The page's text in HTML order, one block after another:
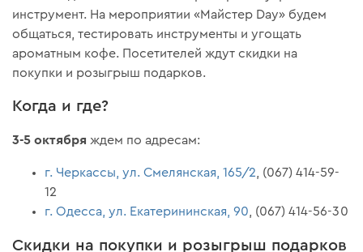
инструмент. На мероприятии «Майстер Day» будем
общаться, тестировать инструменты и угощать
ароматным кофе. Посетителей ждут скидки на
покупки и розыгрыш подарков.
Когда и где?
3-5 октябряждем по адресам:
г. Черкассы, ул. Смелянская, 165/2 , (067) 414-59-
12
г. Одесса, ул. Екатерининская, 90 , (067) 414-56-30
Скидки на покупки и розыгрыш подарков